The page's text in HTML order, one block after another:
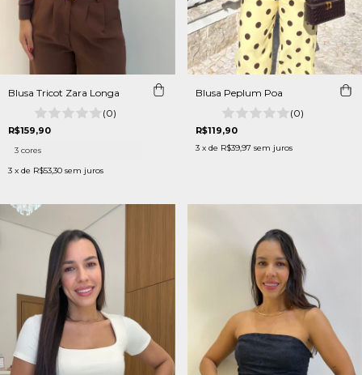
Blusa Tricot Zara Longa
(0)
R$159,90
3 cores
3 x de R$53,30 sem juros
Blusa Peplum Poa
(0)
R$119,90
3 x de R$39,97 sem juros